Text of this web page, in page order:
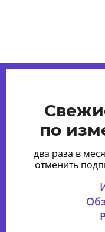
по
два раза в
отменить